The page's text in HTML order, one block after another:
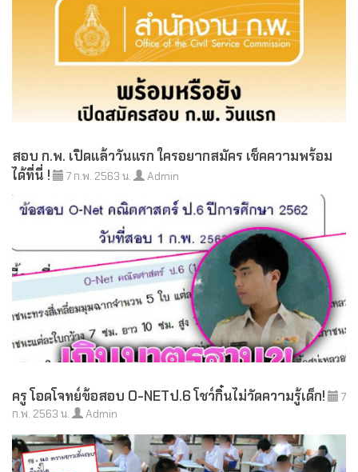
สอบ ก.พ. เปิดแล้ววันแรก ใครอยากสมัคร เช็คความพร้อม
ได้ที่นี่ !
7 ก.พ. 2563 น. Admin
ครู โอดโจทย์ข้อสอบ O-NETป.6 โชว์กิ๋นไม่วัดความรู้เด็ก!
7
ก.พ. 2563 น.
Admin